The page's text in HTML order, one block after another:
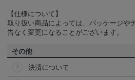
【仕様について】
取り扱い商品によっては、パッケージや
告なく変更になることがございます。
その他
決済について